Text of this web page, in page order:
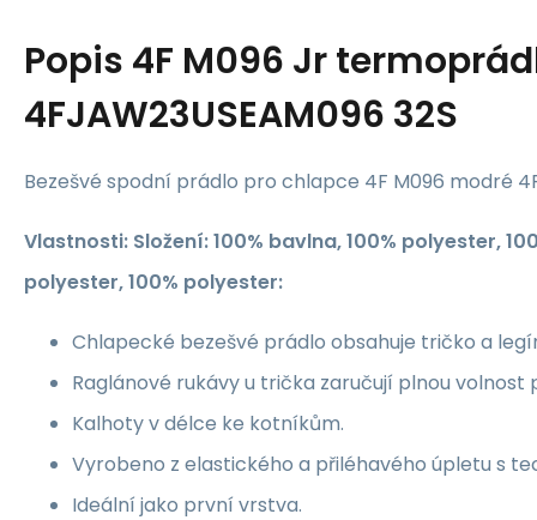
Popis 4F M096 Jr
4FJAW23USEAM096 32S
Bezešvé spodní prádlo pro chlapce 4F M096 modré
Vlastnosti: Složení: 100% bavlna, 100% polyester,
polyester, 100% polyester:
Chlapecké bezešvé prádlo obsahuje tričko a
Raglánové rukávy u trička zaručují plnou volnost
Kalhoty v délce ke kotníkům.
Vyrobeno z elastického a přiléhavého úpletu s
Ideální jako první vrstva.